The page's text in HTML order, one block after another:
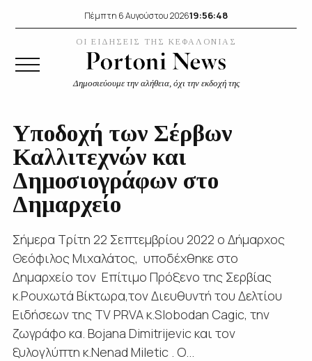
Πέμπτη 6 Αυγούστου 202619:56:48
ΟΙ ΕΙΔΗΣΕΙΣ ΤΗΣ ΚΕΦΑΛΟΝΙΑΣ
Δημοσιεύουμε την αλήθεια, όχι την εκδοχή της
Υποδοχή των Σέρβων
Καλλιτεχνών και
Δημοσιογράφων στο
Δημαρχείο
Σήμερα Τρίτη 22 Σεπτεμβρίου 2022 ο Δήμαρχος
Θεόφιλος Μιχαλάτος, υποδέχθηκε στο
Δημαρχείο τον Επίτιμο Πρόξενο της Σερβίας
κ.Ρουχωτά Βίκτωρα,τον Διευθυντή του Δελτίου
Ειδήσεων της ΤV PRVA κ.Slobodan Cagic, την
ζωγράφο κα. Bojana Dimitrijevic και τον
ξυλογλύπτη κ.Nenad Μiletic . Ο...